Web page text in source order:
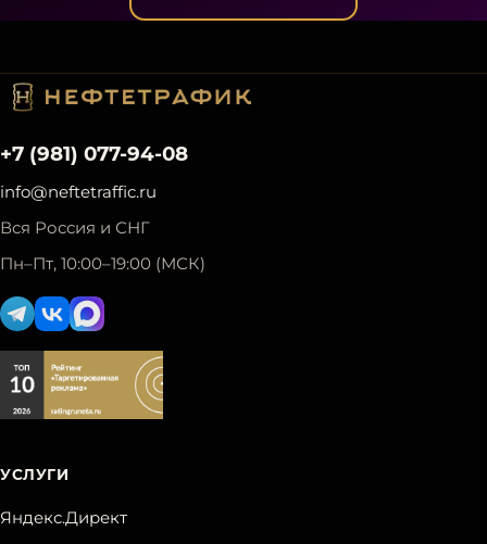
+7 (981) 077-94-08
info@neftetraffic.ru
Вся Россия и СНГ
Пн–Пт, 10:00–19:00 (МСК)
УСЛУГИ
Яндекс.Директ